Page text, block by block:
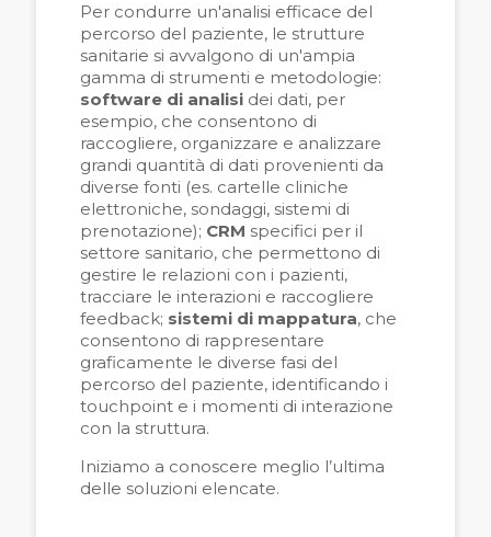
Per condurre un'analisi efficace del
percorso del paziente, le strutture
sanitarie si avvalgono di un'ampia
gamma di strumenti e metodologie:
software di analisi dei dati, per
esempio, che consentono di
raccogliere, organizzare e analizzare
grandi quantità di dati provenienti da
diverse fonti (es. cartelle cliniche
elettroniche, sondaggi, sistemi di
prenotazione); CRM specifici per il
settore sanitario, che permettono di
gestire le relazioni con i pazienti,
tracciare le interazioni e raccogliere
feedback; sistemi di mappatura, che
consentono di rappresentare
graficamente le diverse fasi del
percorso del paziente, identificando i
touchpoint e i momenti di interazione
con la struttura.
Iniziamo a conoscere meglio l’ultima
delle soluzioni elencate.